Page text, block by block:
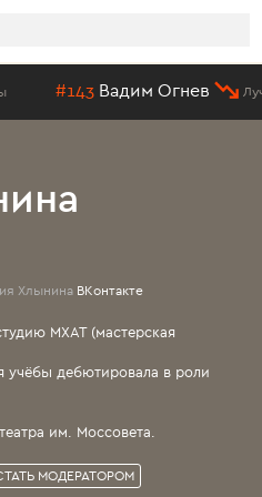
Огнев Лучший сериальный
Хлынина ВКонтакте
МХАТ (мастерская
учёбы дебютировала в роли
им. Моссовета.
МОДЕРАТОРОМ